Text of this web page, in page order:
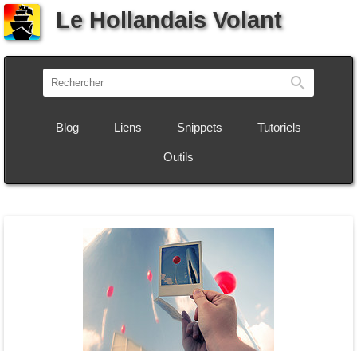
Le Hollandais Volant
Blog Liens Snippets Tutoriels
Outils